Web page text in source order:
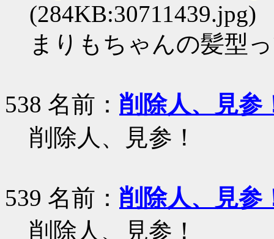
(284KB:30711439.jpg)
まりもちゃんの髪型
538 名前： 削除人、見参
削除人、見参！
539 名前： 削除人、見参
削除人、見参！